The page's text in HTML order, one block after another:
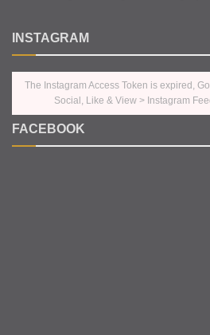
INSTAGRAM
The Instagram Access Token is expired,
Social, Like & View > Instagram
FACEBOOK